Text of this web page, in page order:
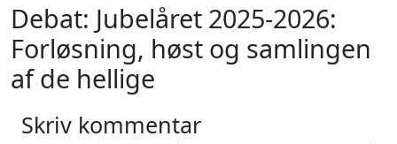
Debat: Jubelåret 2025-2026:
Forløsning, høst og samlingen
af de hellige
Skriv kommentar